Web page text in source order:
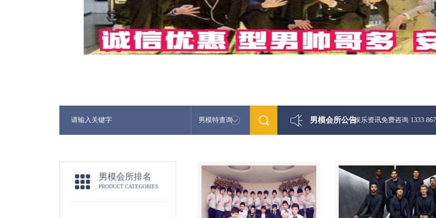
男模特查询 男模会所公告
最新男模娱乐资讯免费咨询 1333 867 6881微信同
男模会所排名
PRODUCT CATEGORIES